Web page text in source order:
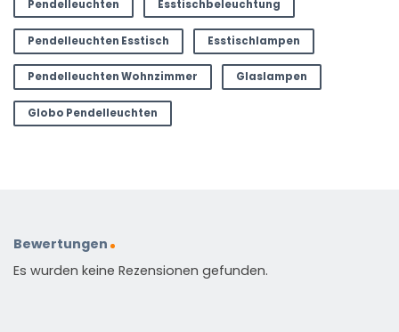
Pendelleuchten Esstischbeleuchtung
Pendelleuchten Esstisch Esstischlampen
Pendelleuchten Wohnzimmer Glaslampen
Globo Pendelleuchten
Bewertungen
Es wurden keine Rezensionen gefunden.